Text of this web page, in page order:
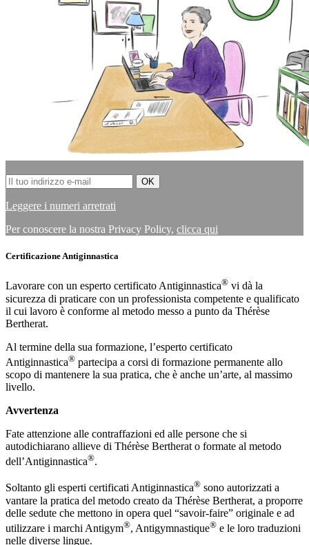
Leggere i numeri arretrati
Per conoscere la nostra Privacy Policy, clicca qui
Certificazione Antiginnastica
Lavorare con un esperto certificato Antiginnastica® vi dà la
sicurezza di praticare con un professionista competente e qualificato
il cui lavoro è conforme al metodo messo a punto da Thérèse
Bertherat.
Al termine della sua formazione, l’esperto certificato
Antiginnastica® partecipa a corsi di formazione permanente allo
scopo di mantenere la sua pratica, che è anche un’arte, al massimo
livello.
Avvertenza
Fate attenzione alle contraffazioni ed alle persone che si
autodichiarano allieve di Thérèse Bertherat o formate al metodo
dell’Antiginnastica®.
Soltanto gli esperti certificati Antiginnastica® sono autorizzati a
vantare la pratica del metodo creato da Thérèse Bertherat, a proporre
delle sedute che mettono in opera quel “savoir-faire” originale e ad
utilizzare i marchi Antigym®, Antigymnastique® e le loro traduzioni
nelle diverse lingue.